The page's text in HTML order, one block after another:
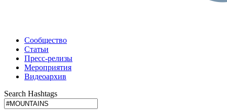
Сообщество
Статьи
Пресс-релизы
Мероприятия
Видеоархив
Search Hashtags